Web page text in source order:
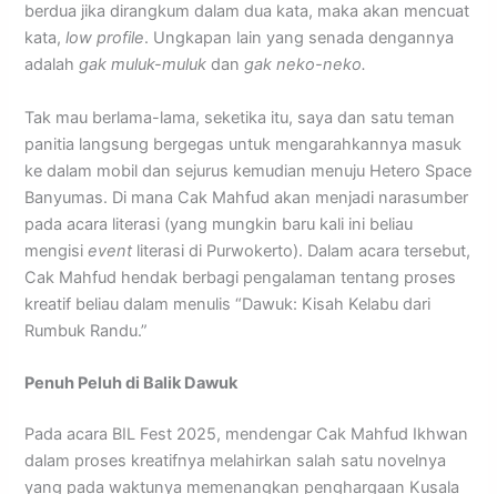
berdua jika dirangkum dalam dua kata, maka akan mencuat
kata,low profile. Ungkapan lain yang senada dengannya
adalahgak muluk-muluk dangak neko-neko.
Tak mau berlama-lama, seketika itu, saya dan satu teman
panitia langsung bergegas untuk mengarahkannya masuk
ke dalam mobil dan sejurus kemudian menuju Hetero Space
Banyumas. Di mana Cak Mahfud akan menjadi narasumber
pada acara literasi (yang mungkin baru kali ini beliau
mengisievent literasi di Purwokerto). Dalam acara tersebut,
Cak Mahfud hendak berbagi pengalaman tentang proses
kreatif beliau dalam menulis “Dawuk: Kisah Kelabu dari
Rumbuk Randu.”
Penuh Peluh di Balik Dawuk
Pada acara BIL Fest 2025, mendengar Cak Mahfud Ikhwan
dalam proses kreatifnya melahirkan salah satu novelnya
yang pada waktunya memenangkan penghargaan Kusala